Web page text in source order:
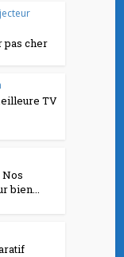
pas cher
TV
Nos
bien...